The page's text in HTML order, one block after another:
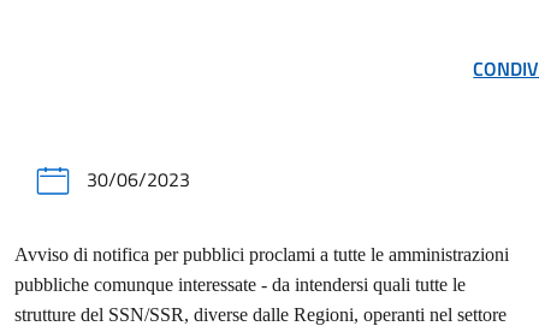
30/06/2023
Avviso di notifica per pubblici proclami a tutte le amministrazioni
pubbliche comunque interessate - da intendersi quali tutte le
strutture del SSN/SSR, diverse dalle Regioni, operanti nel settore